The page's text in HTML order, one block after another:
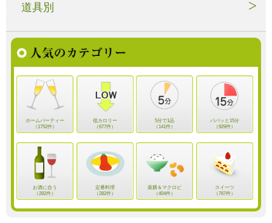
道具別
ホームパーティー
（1752件）
低カロリー
（677件）
5分で1品
（141件）
パパッと15分
（929件）
お酒に合う
（282件）
定番料理
（282件）
薬膳＆マクロビ
（404件）
スイーツ
（767件）